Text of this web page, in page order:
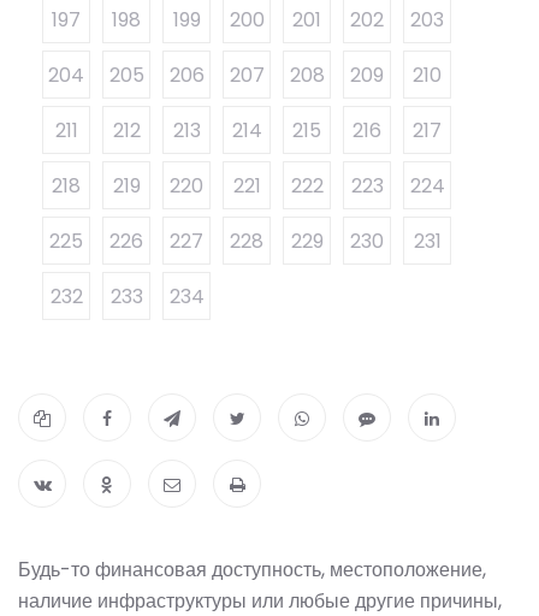
197
198 199 200 201 202
203
204
205 206 207 208 209
210
211
212 213 214 215 216
217
218
219 220 221 222 223
224
225
226 227 228 229 230
231
232
233 234
Будь-то финансовая доступность, местоположение,
наличие инфраструктуры или любые другие причины,